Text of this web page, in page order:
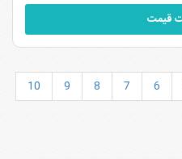
قیمت
6
7
8
9
10